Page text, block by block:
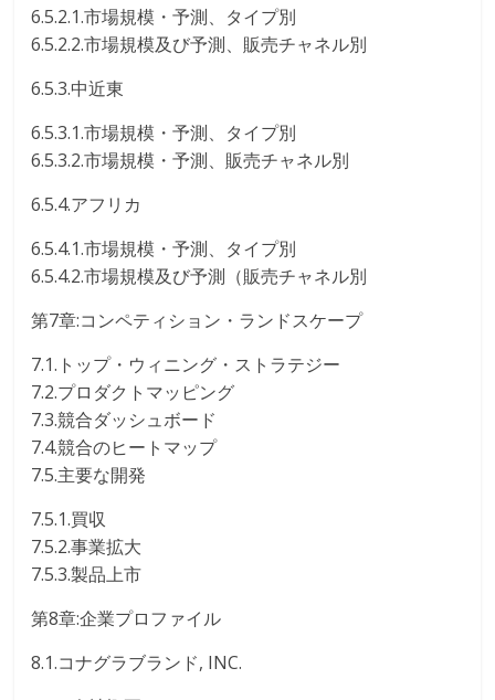
6.5.2.1.市場規模・予測、タイプ別
6.5.2.2.市場規模及び予測、販売チャネル別
6.5.3.中近東
6.5.3.1.市場規模・予測、タイプ別
6.5.3.2.市場規模・予測、販売チャネル別
6.5.4.アフリカ
6.5.4.1.市場規模・予測、タイプ別
6.5.4.2.市場規模及び予測（販売チャネル別
第7章:コンペティション・ランドスケープ
7.1.トップ・ウィニング・ストラテジー
7.2.プロダクトマッピング
7.3.競合ダッシュボード
7.4.競合のヒートマップ
7.5.主要な開発
7.5.1.買収
7.5.2.事業拡大
7.5.3.製品上市
第8章:企業プロファイル
8.1.コナグラブランド, INC.